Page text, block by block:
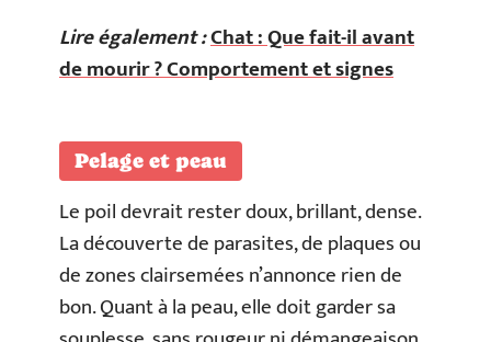
Lire également :Chat : Que fait-il avant
de mourir ? Comportement et signes
Pelage et peau
Le poil devrait rester doux, brillant, dense.
La découverte de parasites, de plaques ou
de zones clairsemées n’annonce rien de
bon. Quant à la peau, elle doit garder sa